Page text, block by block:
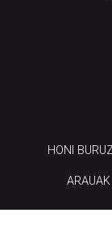
HONI
ARAUAK